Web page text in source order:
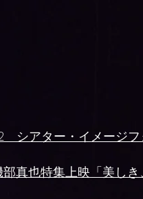
シアター・イメージ
真也特集上映「美しき